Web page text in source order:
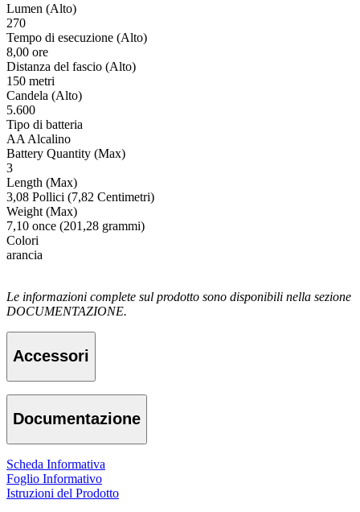
Lumen (Alto)
270
Tempo di esecuzione (Alto)
8,00 ore
Distanza del fascio (Alto)
150 metri
Candela (Alto)
5.600
Tipo di batteria
AA Alcalino
Battery Quantity (Max)
3
Length (Max)
3,08 Pollici (7,82 Centimetri)
Weight (Max)
7,10 once (201,28 grammi)
Colori
arancia
Le informazioni complete sul prodotto sono disponibili nella sezione
DOCUMENTAZIONE.
Accessori
Documentazione
Scheda Informativa
Foglio Informativo
Istruzioni del Prodotto